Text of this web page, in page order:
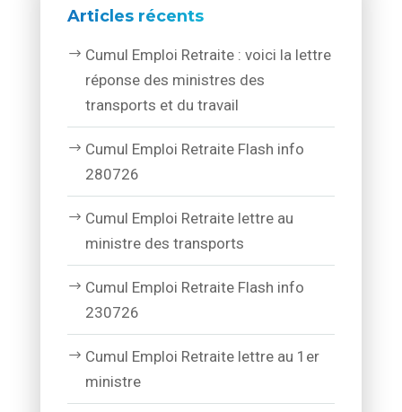
Articles récents
Cumul Emploi Retraite : voici la lettre
réponse des ministres des
transports et du travail
Cumul Emploi Retraite Flash info
280726
Cumul Emploi Retraite lettre au
ministre des transports
Cumul Emploi Retraite Flash info
230726
Cumul Emploi Retraite lettre au 1er
ministre